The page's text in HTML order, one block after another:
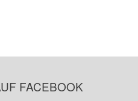
FACEBOOK